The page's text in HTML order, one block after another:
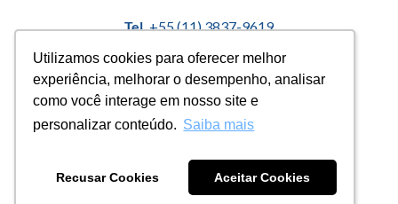
Utilizamos cookies para oferecer melhor
experiência, melhorar o desempenho, analisar
como você interage em nosso site e
personalizar conteúdo. Saiba mais
Recusar Cookies Aceitar Cookies
Utilizamos cookies para oferecer melhor
experiência, melhorar o desempenho, analisar
como você interage em nosso site e
personalizar conteúdo. Saiba mais
Recusar Cookies Aceitar Cookies
Tel.+55 (11) 3837-9619
Política Interna de Proteção de Dados |Encarregado de
Dados: Marcelo Correa |
denuncias@casadopequenocidadao.org.br